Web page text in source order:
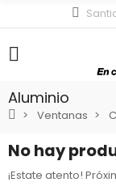
Aluminio
Ventanas
No hay
¡Estate atento!